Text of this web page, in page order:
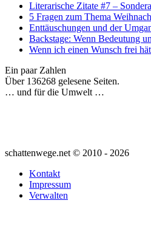
Literarische Zitate #7 –
5 Fragen zum Thema
Enttäuschungen und der
Backstage: Wenn Bedeutung
Wenn ich einen Wunsch frei
Ein paar Zahlen
Über 136268 gelesene Seiten.
… und für die Umwelt …
schattenwege.net © 2010 - 2026
Kontakt
Impressum
Verwalten